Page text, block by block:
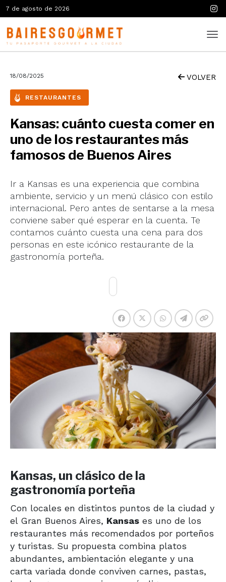
7 de agosto de 2026
18/08/2025 VOLVER
RESTAURANTES
Kansas: cuánto cuesta comer en
uno de los restaurantes más
famosos de Buenos Aires
Ir a Kansas es una experiencia que combina
ambiente, servicio y un menú clásico con estilo
internacional. Pero antes de sentarse a la mesa
conviene saber qué esperar en la cuenta. Te
contamos cuánto cuesta una cena para dos
personas en este icónico restaurante de la
gastronomía porteña.
Kansas, un clásico de la
gastronomía porteña
Con locales en distintos puntos de la ciudad y
el Gran Buenos Aires, Kansas es uno de los
restaurantes más recomendados por porteños
y turistas. Su propuesta combina platos
abundantes, ambientación elegante y una
carta variada donde conviven carnes, pastas,